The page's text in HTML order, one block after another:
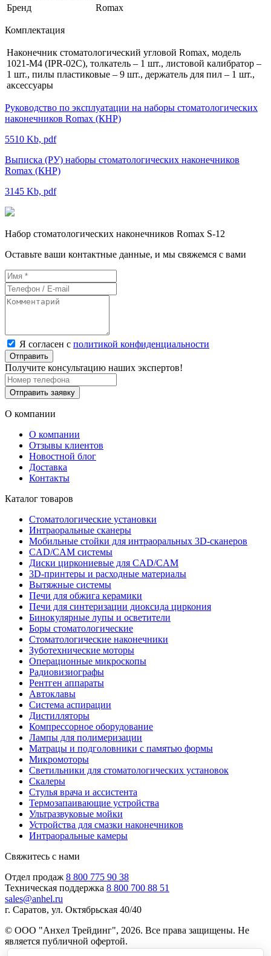
Бренд
Romax
Комплектация
Наконечник стоматологический угловой Romax, модель
1021-M4 (IPR-02C), толкатель – 1 шт., листовой калибратор –
1 шт., пилы пластиковые – 9 шт., держатель для пил – 1 шт.,
аксессуары
Руководство по эксплуатации на наборы стоматологических
наконечников Romax (КНР)
5510 Kb, pdf
Выписка (РУ) наборы стоматологических наконечников
Romax (КНР)
3145 Kb, pdf
Набор стоматологических наконечников Romax S-12
Оставьте ваши контактные данные, и мы свяжемся с вами
Я согласен с политикой конфиденциальности
Отправить
Получите консультацию наших экспертов!
Отправить заявку
О компании
О компании
Отзывы клиентов
Новостной блог
Доставка
Контакты
Каталог товаров
Стоматологические установки
Интраоральные сканеры
Мобильные стойки для интраоральных 3D-сканеров
CAD/CAM системы
Диски циркониевые для CAD/CAM
3D-принтеры и расходные материалы
Вытяжные системы
Печи для обжига керамики
Печи для синтеризации диоксида циркония
Бинокулярные лупы и осветители
Боры стоматологические
Стоматологические наконечники
Зуботехнические моторы
Операционные микроскопы
Радиовизиографы
Рентген аппараты
Автоклавы
Система аспирации
Дистилляторы
Компрессорное оборудование
Лампы для полимеризации
Матрацы и подголовники с памятью формы
Микромоторы
Светильники для стоматологических установок
Скалеры
Стулья врача и ассистента
Термозапаивающие устройства
Ультразвуковые мойки
Устройства для смазки наконечников
Интраоральные камеры
Свяжитесь с нами
Отдел продаж 8 800 775 90 38
Техническая поддержка 8 800 700 88 51
sales@anhel.ru
г. Саратов, ул. Октябрьская 40/40
© ООО "Анхел Трейдинг", 2026. Все права защищены. Не
является публичной офертой.